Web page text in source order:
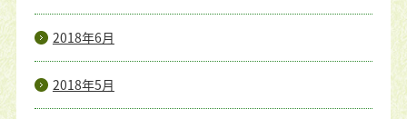
2018年6月
2018年5月